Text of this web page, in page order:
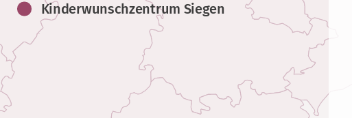
Kinderwunschzentrum Siegen